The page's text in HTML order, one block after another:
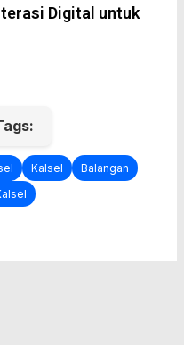
Digital untuk
Kalsel
Balangan